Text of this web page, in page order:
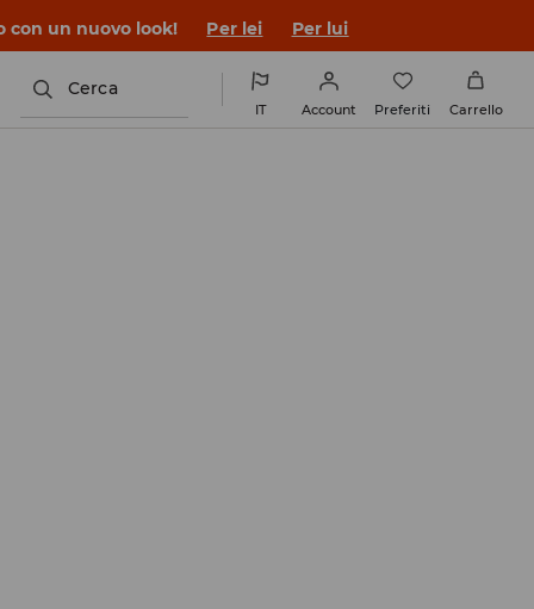
con un nuovo look! Per lei Per lui
Cerca
IT Account Preferiti Carrello